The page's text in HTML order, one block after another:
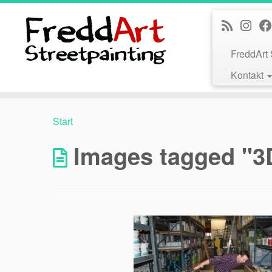
Zum
springen
FreddArt
Kontakt
Start
Images tagged